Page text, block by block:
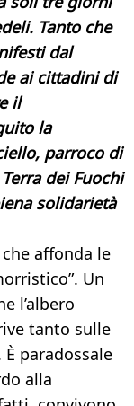
Tanto che
dal
ai cittadini di
il
la
parroco di
dei Fuochi
solidarietà
affonda le
Un
l’albero
tanto sulle
paradossale
alla